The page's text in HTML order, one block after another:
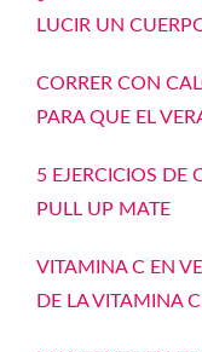
LUCIR UN
CORRER CON
PARA QUE EL
5 EJERCICIOS DE
PULL UP MATE
VITAMINA C EN
DE LA VITAMINA